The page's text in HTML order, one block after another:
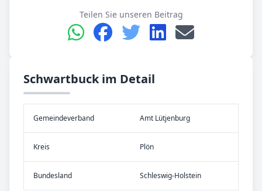
Teilen Sie unseren Beitrag
Schwartbuck im Detail
Gemeinde­verband Amt Lütjenburg
Kreis Plön
Bundes­land Schleswig-Holstein